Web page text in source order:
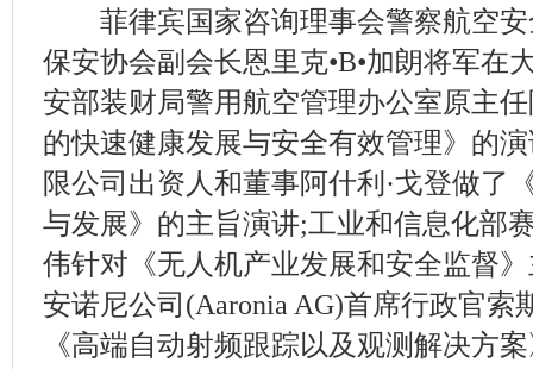
菲律宾国家咨询理事会警察航空安
保安协会副会长恩里克•B•加朗将军在
安部装财局警用航空管理办公室原主
的快速健康发展与安全有效管理》的
限公司出资人和董事阿什利·戈登做了
与发展》的主旨演讲;工业和信息化部
伟针对《无人机产业发展和安全监督
安诺尼公司(Aaronia AG)首席行政官索
《高端自动射频跟踪以及观测解决方